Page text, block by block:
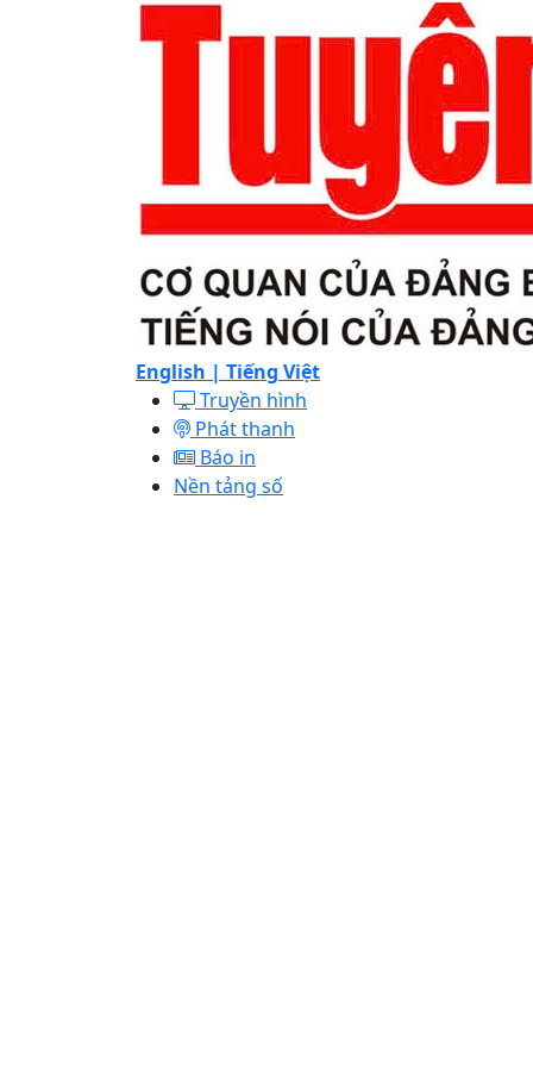
English | Tiếng Việt
Truyền hình
Phát thanh
Báo in
Nền tảng số